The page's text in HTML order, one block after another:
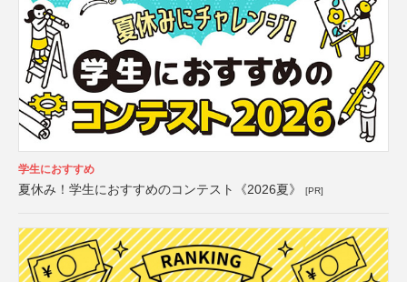
学生におすすめ
夏休み！学生におすすめのコンテスト《2026夏》 [PR]